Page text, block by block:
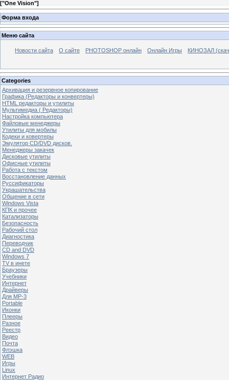
["One Vision"]
Форма входа
Меню сайта
Новости сайта О сайте PHOTOSHOP онлайн Онлайн Игры КИНОЗАЛ
Categories
Архивация и резервное копирование
Графика (Редакторы и конвертеры)
HTML редакторы и утилиты
Мультимедиа ( Редакторы)
Настройка компьютера
Файловые менеджеры
Утилиты для мобилы
Кодеки и ковертеры
Эмулятор CD/DVD дисков.
Менеджеры закачек
Дисковые утилиты
Офисные утилиты
Работа с текстом
Восстановление данных
Руссификаторы
Украшательства
Общение в сети
Windows Vista
КПК и прочее
Катализаторы
Безопасность
Рабочий стол
Диагностика
Переводчик
CD and DVD
Windows 7
TV в инете
Браузеры
Учебники
Интернет
Драйверы
Для MP-3
Portable
Иконки
Плееры
Разное
Реестр
Видео
Почта
Флэшка
WEB
Игры
Linux
Интернет Радио